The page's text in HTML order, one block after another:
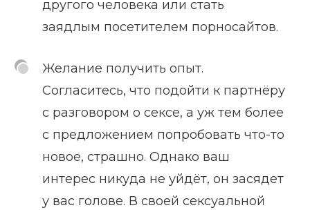
другого человека или стать
заядлым посетителем порносайтов.
Желание получить опыт.
Согласитесь, что подойти к партнёру
с разговором о сексе, а уж тем более
с предложением попробовать что-то
новое, страшно. Однако ваш
интерес никуда не уйдёт, он засядет
у вас голове. В своей сексуальной